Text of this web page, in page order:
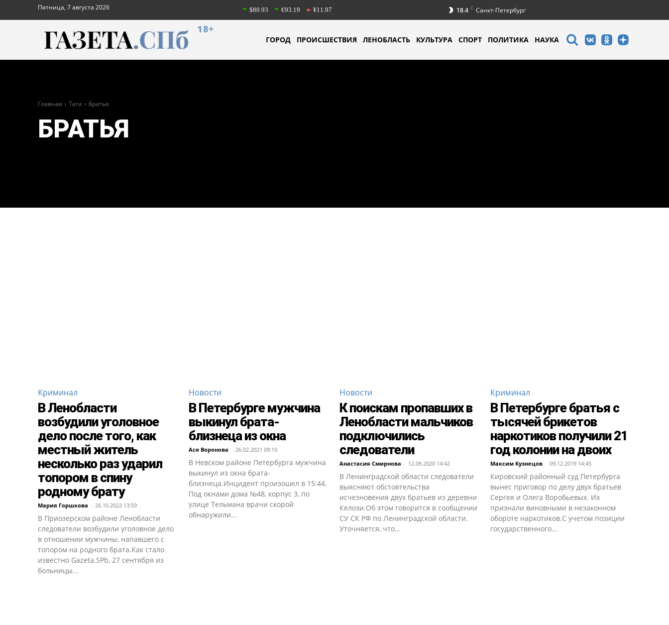
Пятница, 7 августа 2026 $80.93 €93.19 ¥11.97 18.4 C Санкт-Петербург
18+
ГОРОД ПРОИСШЕСТВИЯ ЛЕНОБЛАСТЬ КУЛЬТУРА СПОРТ ПОЛИТИКА НАУКА
Главная Теги Братья
БРАТЬЯ
Криминал
В Ленобласти
возбудили уголовное
дело после того, как
местный житель
несколько раз ударил
топором в спину
родному брату
Мария Горшкова - 26.10.2022 13:59
В Приозерском районе Ленобласти
следователи возбудили уголовное дело
в отношении мужчины, напавшего с
топором на родного брата.Как стало
известно Gazeta.SPb, 27 сентября из
больницы...
Новости
В Петербурге мужчина
выкинул брата-
близнеца из окна
Ася Воронова - 26.02.2021 09:10
В Невском районе Петербурга мужчина
выкинул из окна брата-
близнеца.Инцидент произошел в 15:44.
Под окнами дома №48, корпус 3, по
улице Тельмана врачи скорой
обнаружили...
Новости
К поискам пропавших в
Ленобласти мальчиков
подключились
следователи
Анастасия Смирнова - 12.09.2020 14:42
В Ленинградской области следователи
выясняют обстоятельства
исчезновения двух братьев из деревни
Келози.Об этом говорится в сообщении
СУ СК РФ по Ленинградской области.
Уточняется, что...
Криминал
В Петербурге братья с
тысячей брикетов
наркотиков получили 21
год колонии на двоих
Максим Кузнецов - 09.12.2019 14:45
Кировский районный суд Петербурга
вынес приговор по делу двух братьев
Сергея и Олега Воробьевых. Их
признали виновными в незаконном
обороте наркотиков.С учетом позиции
государственного...